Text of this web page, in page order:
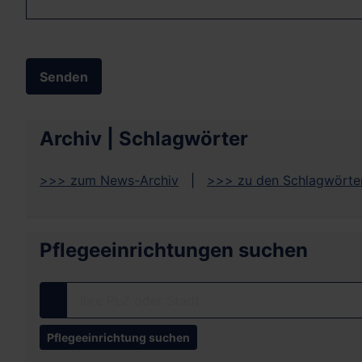
Senden
Archiv | Schlagwörter
>>> zum News-Archiv >>> zu den
Pflegeeinrichtungen suchen